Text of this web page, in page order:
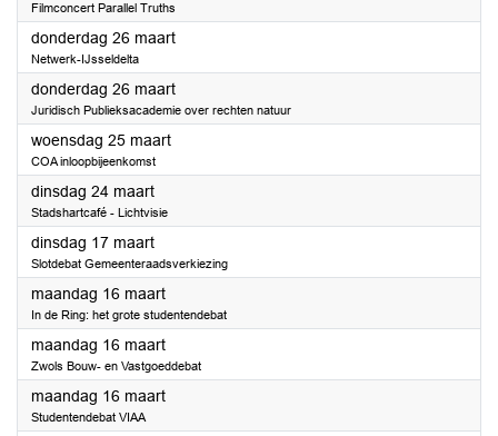
Filmconcert Parallel Truths
donderdag 26 maart2026
Netwerk-IJsseldelta
donderdag 26 maart2026
Juridisch Publieksacademie over rechten natuur
woensdag 25 maart2026
COA inloopbijeenkomst
dinsdag 24 maart2026
Stadshartcafé - Lichtvisie
dinsdag 17 maart2026
Slotdebat Gemeenteraadsverkiezing
maandag 16 maart2026
In de Ring: het grote studentendebat
maandag 16 maart2026
Zwols Bouw- en Vastgoeddebat
maandag 16 maart2026
Studentendebat VIAA